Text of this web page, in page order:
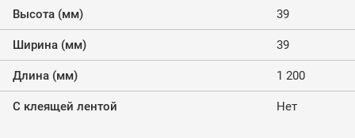
Высота (мм) 39
Ширина (мм) 39
Длина (мм) 1 200
С клеящей лентой Нет